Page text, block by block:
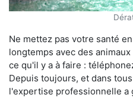
Ne mettez pas votre santé
longtemps avec des
ce qu'il y a à faire :
Depuis toujours, et dans
l'expertise professionnelle a